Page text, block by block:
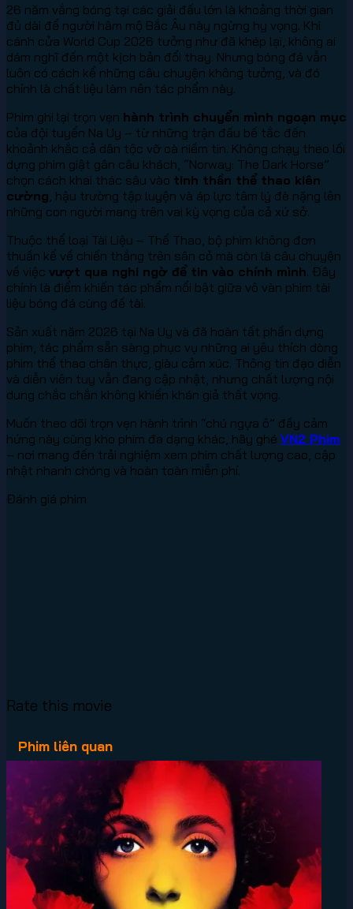
26 năm vắng bóng tại các giải đấu lớn là khoảng thời gian
đủ dài để người hâm mộ Bắc Âu này ngừng hy vọng. Khi
cánh cửa World Cup 2026 tưởng như đã khép lại, không ai
dám nghĩ đến một kịch bản đổi thay. Nhưng bóng đá vẫn
luôn có cách kể những câu chuyện không tưởng, và đó
chính là chất liệu làm nên tác phẩm này.
Phim ghi lại trọn vẹn hành trình chuyển mình ngoạn mục
của đội tuyển Na Uy – từ những trận đấu bế tắc đến
khoảnh khắc cả dân tộc vỡ oà niềm tin. Không chạy theo lối
dựng phim giật gân câu khách, “Norway: The Dark Horse”
chọn cách khai thác sâu vào tinh thần thể thao kiên
cường , hậu trường tập luyện và áp lực tâm lý đè nặng lên
những con người mang trên vai kỳ vọng của cả xứ sở.
Thuộc thể loại Tài Liệu – Thể Thao, bộ phim không đơn
thuần kể về chiến thắng trên sân cỏ mà còn là câu chuyện
về việc vượt qua nghi ngờ để tin vào chính mình. Đây
chính là điểm khiến tác phẩm nổi bật giữa vô vàn phim tài
liệu bóng đá cùng đề tài.
Sản xuất năm 2026 tại Na Uy và đã hoàn tất phần dựng
phim, tác phẩm sẵn sàng phục vụ những ai yêu thích dòng
phim thể thao chân thực, giàu cảm xúc. Thông tin đạo diễn
và diễn viên tuy vẫn đang cập nhật, nhưng chất lượng nội
dung chắc chắn không khiến khán giả thất vọng.
Muốn theo dõi trọn vẹn hành trình “chú ngựa ô” đầy cảm
hứng này cùng kho phim đa dạng khác, hãy ghé VN2 Phim
– nơi mang đến trải nghiệm xem phim chất lượng cao, cập
nhật nhanh chóng và hoàn toàn miễn phí.
Đánh giá phim
Rate this movie
Phim liên quan